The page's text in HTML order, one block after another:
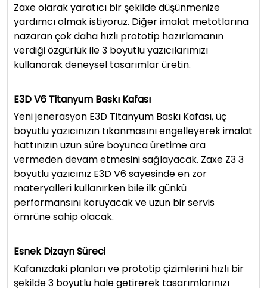
Zaxe olarak yaratıcı bir şekilde düşünmenize
yardımcı olmak istiyoruz. Diğer imalat metotlarına
nazaran çok daha hızlı prototip hazırlamanın
verdiği özgürlük ile 3 boyutlu yazıcılarımızı
kullanarak deneysel tasarımlar üretin.
E3D V6 Titanyum Baskı Kafası
Yeni jenerasyon E3D Titanyum Baskı Kafası, üç
boyutlu yazıcınızın tıkanmasını engelleyerek imalat
hattınızın uzun süre boyunca üretime ara
vermeden devam etmesini sağlayacak. Zaxe Z3 3
boyutlu yazıcınız E3D V6 sayesinde en zor
materyalleri kullanırken bile ilk günkü
performansını koruyacak ve uzun bir servis
ömrüne sahip olacak.
Esnek Dizayn Süreci
Kafanızdaki planları ve prototip çizimlerini hızlı bir
şekilde 3 boyutlu hale getirerek tasarımlarınızı